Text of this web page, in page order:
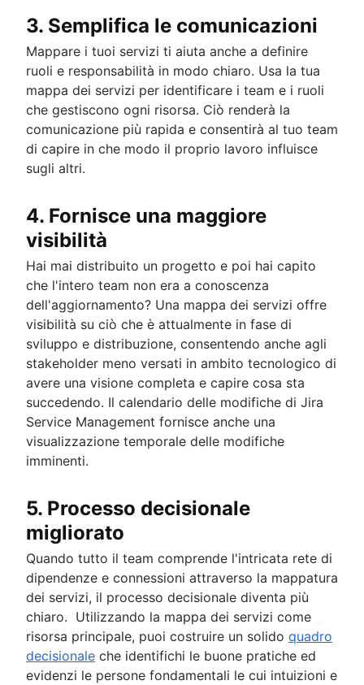
3. Semplifica le comunicazioni
Mappare i tuoi servizi ti aiuta anche a definire
ruoli e responsabilità in modo chiaro. Usa la tua
mappa dei servizi per identificare i team e i ruoli
che gestiscono ogni risorsa. Ciò renderà la
comunicazione più rapida e consentirà al tuo team
di capire in che modo il proprio lavoro influisce
sugli altri.
4. Fornisce una maggiore
visibilità
Hai mai distribuito un progetto e poi hai capito
che l'intero team non era a conoscenza
dell'aggiornamento? Una mappa dei servizi offre
visibilità su ciò che è attualmente in fase di
sviluppo e distribuzione, consentendo anche agli
stakeholder meno versati in ambito tecnologico di
avere una visione completa e capire cosa sta
succedendo. Il calendario delle modifiche di Jira
Service Management fornisce anche una
visualizzazione temporale delle modifiche
imminenti.
5. Processo decisionale
migliorato
Quando tutto il team comprende l'intricata rete di
dipendenze e connessioni attraverso la mappatura
dei servizi, il processo decisionale diventa più
chiaro. Utilizzando la mappa dei servizi come
risorsa principale, puoi costruire un solido quadro
decisionale che identifichi le buone pratiche ed
evidenzi le persone fondamentali le cui intuizioni e